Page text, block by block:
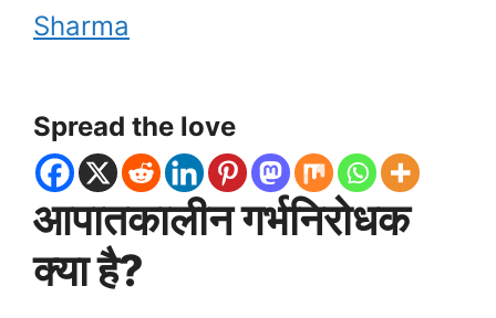
Sharma
Spread the love
आपातकालीन गर्भनिरोधक
क्या है?